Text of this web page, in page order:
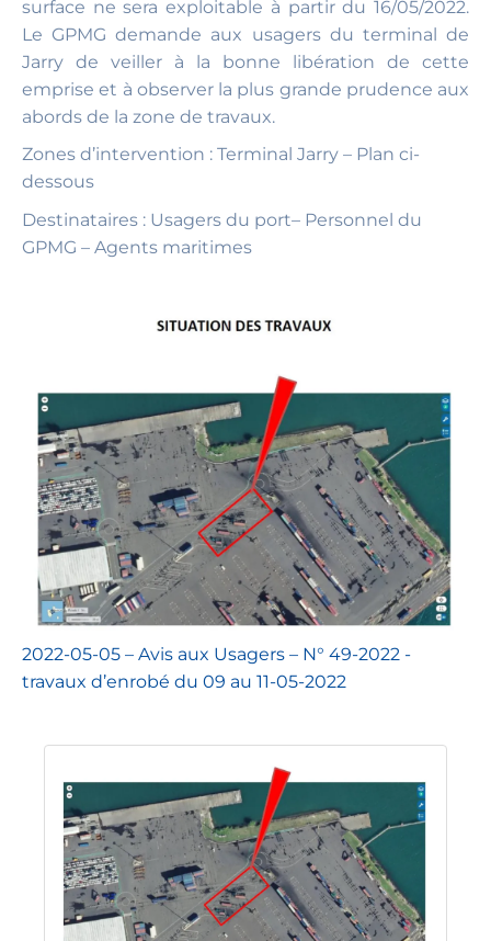
surface ne sera exploitable à partir du 16/05/2022.
Le GPMG demande aux usagers du terminal de
Jarry de veiller à la bonne libération de cette
emprise et à observer la plus grande prudence aux
abords de la zone de travaux.
Zones d’intervention : Terminal Jarry – Plan ci-
dessous
Destinataires : Usagers du port– Personnel du
GPMG – Agents maritimes
2022-05-05 – Avis aux Usagers – N° 49-2022 -
travaux d’enrobé du 09 au 11-05-2022